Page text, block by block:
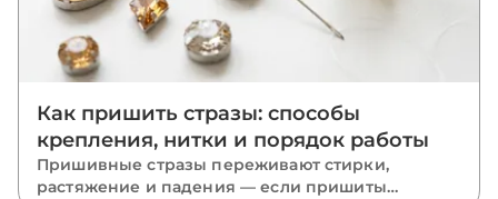
Как пришить стразы: способы
крепления, нитки и порядок работы
Пришивные стразы переживают стирки,
растяжение и падения — если пришиты